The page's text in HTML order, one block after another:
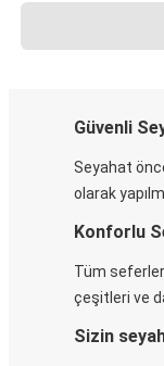
Güvenli
Seyahat
olarak
Konforlu
Tüm
çeşitleri ve
Sizin